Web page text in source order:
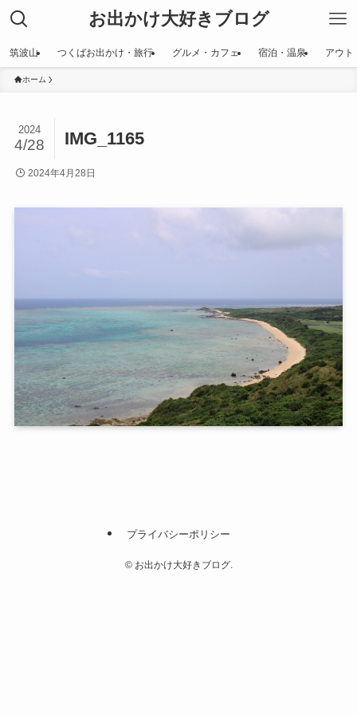
お出かけ大好きブログ
筑波山 つくばお出かけ・旅行 グルメ・カフェ 宿泊・温泉 アウト
ホーム
IMG_1165
2024
4/28
2024年4月28日
プライバシーポリシー
©お出かけ大好きブログ.